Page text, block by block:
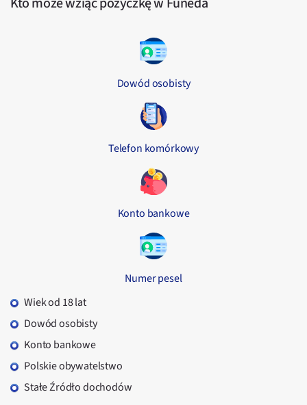
Dowód osobisty
Telefon komórkowy
Konto bankowe
Numer pesel
Wiek od 18 lat
Dowód osobisty
Konto bankowe
Polskie obywatelstwo
Stałe Źródło dochodów